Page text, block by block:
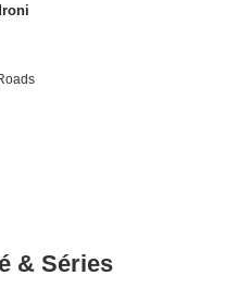
& Séries